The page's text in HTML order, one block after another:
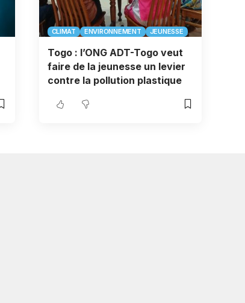
CLIMAT ENVIRONNEMENT JEUNESSE
Togo : l’ONG ADT-Togo veut
faire de la jeunesse un levier
contre la pollution plastique